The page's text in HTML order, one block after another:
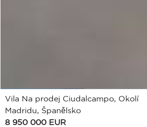
Vila Na prodej Ciudalcampo, Okolí
Madridu, Španělsko
8 950 000 EUR